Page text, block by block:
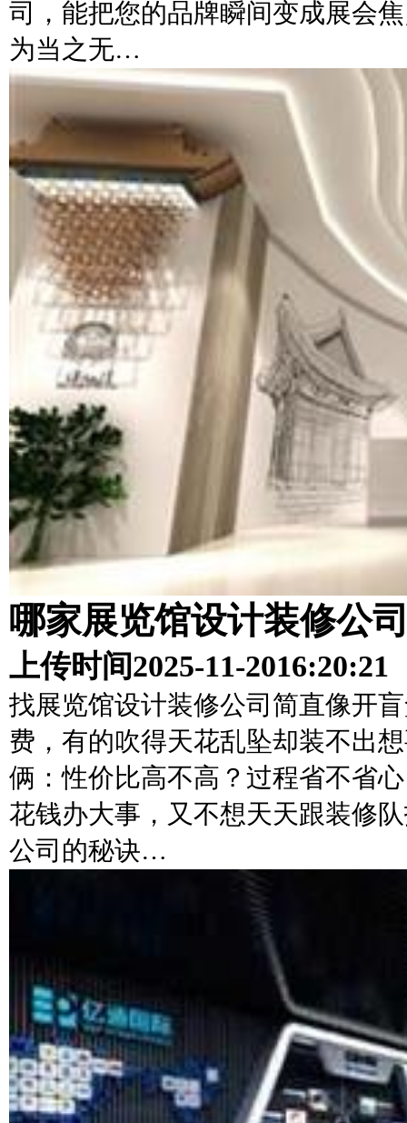
司，能把您的品牌瞬间变成展会
为当之无…
哪家展览馆设计装修公
上传时间2025-11-2016:20:21
找展览馆设计装修公司简直像开
费，有的吹得天花乱坠却装不出
俩：性价比高不高？过程省不省
花钱办大事，又不想天天跟装修
公司的秘诀…